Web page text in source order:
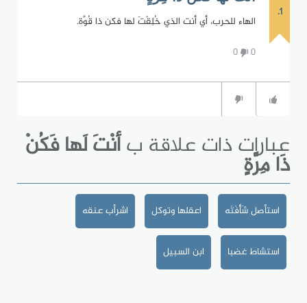
1.
الهاء للحرب، أي أنت الذي خُلِقْتَ لها فكن ذا قُوَّة.
0
0
عبارات ذات علاقة بأنْتَ لَها فَكُنْ
ذَا مِرَّةٍ
استأصل شَأْفَتَه اعقلها وتوكل اشرأب عنقه
استشاط غضبا ابن السبيل